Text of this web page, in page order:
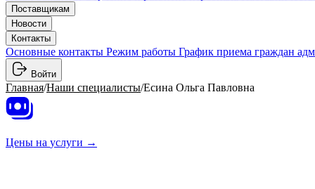
Поставщикам
Новости
Контакты
Основные контакты Режим работы График приема граждан
Войти
Главная/Наши специалисты/Есина Ольга Павловна
Цены на услуги →